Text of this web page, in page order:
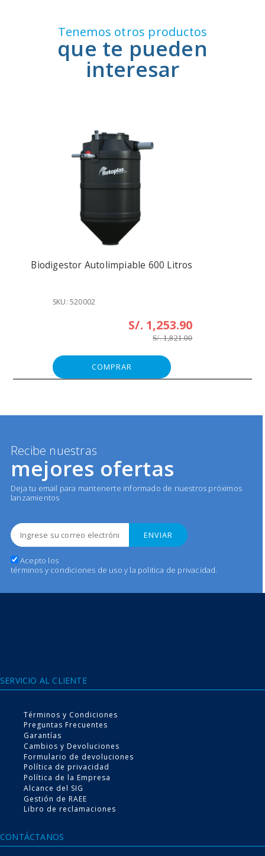
Tenemos otros productos
Biodigestor Autolimpiable 600 Litros
SKU: 520002
S/. 1,821.00
S/. 1,253.90
COMPRAR
Recibe nuestras
mejores ofertas
Deja tu email para mantenerte informado de nuestros próximos
lanzamientos
Acepto los
términos y condiciones de uso y la politica de privacidad.
Expel Antibacteriana
de 4 niveles de protección
VER MÁS
SERVICIO AL CLIENTE
Términos y Condiciones
Preguntas Frecuentes
Garantías
Cambios y Devoluciones
Formulario de devoluciones
Política de privacidad
Política de la Empresa
Alcance del SIG
Gestión de RAEE
Libro de reclamaciones
CONTÁCTANOS